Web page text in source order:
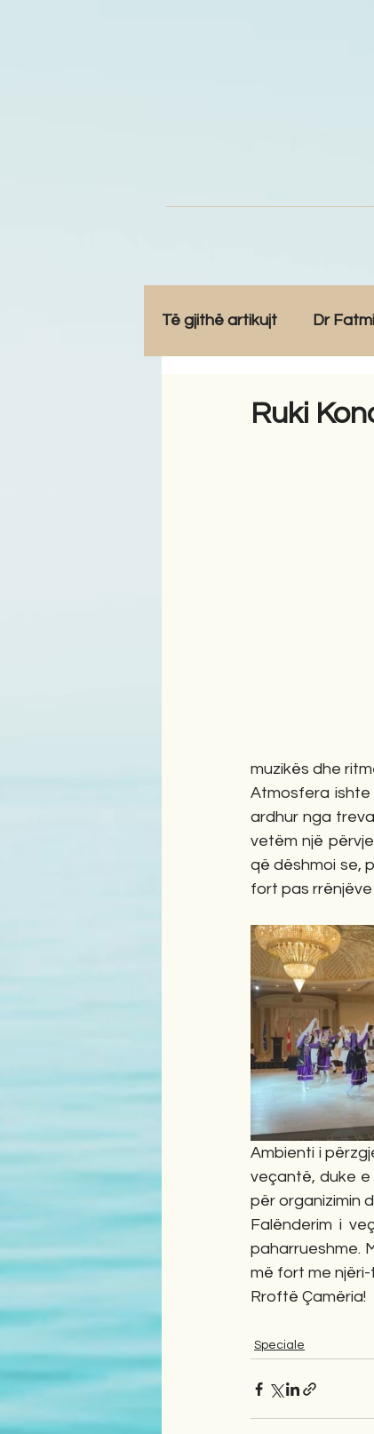
Të gjithë artikujt Dr
Ruki
muzikës dhe
Atmosfera
ardhur nga
vetëm një
që dëshmoi se,
fort pas
Ambienti i
veçantë, duke
për organizimin
Falënderim i
paharrueshme.
më fort me
Rroftë Çamëria!
Speciale